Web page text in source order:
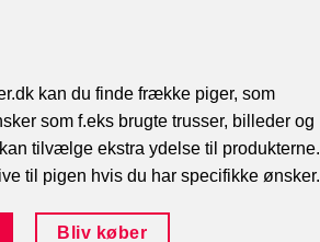
kan du finde frække piger, som
som f.eks brugte trusser, billeder og
tilvælge ekstra ydelse til produkterne.
til pigen hvis du har specifikke ønsker.
Bliv køber